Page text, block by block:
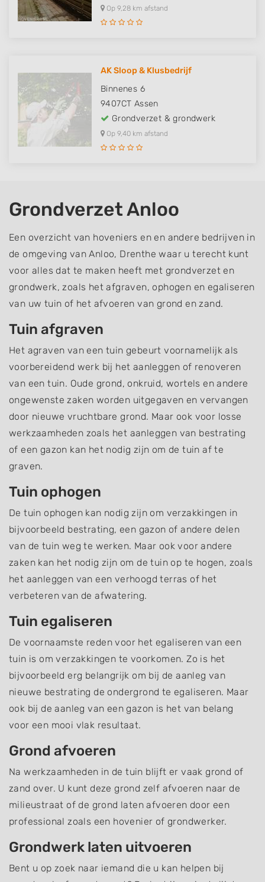
Op 9,28 km afstand
AK Sloop & Klusbedrijf
Binnenes 6
9407CT Assen
Grondverzet & grondwerk
Op 9,40 km afstand
Grondverzet Anloo
Een overzicht van hoveniers en en andere bedrijven in
de omgeving van Anloo, Drenthe waar u terecht kunt
voor alles dat te maken heeft met grondverzet en
grondwerk, zoals het afgraven, ophogen en egaliseren
van uw tuin of het afvoeren van grond en zand.
Tuin afgraven
Het agraven van een tuin gebeurt voornamelijk als
voorbereidend werk bij het aanleggen of renoveren
van een tuin. Oude grond, onkruid, wortels en andere
ongewenste zaken worden uitgegaven en vervangen
door nieuwe vruchtbare grond. Maar ook voor losse
werkzaamheden zoals het aanleggen van bestrating
of een gazon kan het nodig zijn om de tuin af te
graven.
Tuin ophogen
De tuin ophogen kan nodig zijn om verzakkingen in
bijvoorbeeld bestrating, een gazon of andere delen
van de tuin weg te werken. Maar ook voor andere
zaken kan het nodig zijn om de tuin op te hogen, zoals
het aanleggen van een verhoogd terras of het
verbeteren van de afwatering.
Tuin egaliseren
De voornaamste reden voor het egaliseren van een
tuin is om verzakkingen te voorkomen. Zo is het
bijvoorbeeld erg belangrijk om bij de aanleg van
nieuwe bestrating de ondergrond te egaliseren. Maar
ook bij de aanleg van een gazon is het van belang
voor een mooi vlak resultaat.
Grond afvoeren
Na werkzaamheden in de tuin blijft er vaak grond of
zand over. U kunt deze grond zelf afvoeren naar de
milieustraat of de grond laten afvoeren door een
professional zoals een hovenier of grondwerker.
Grondwerk laten uitvoeren
Bent u op zoek naar iemand die u kan helpen bij